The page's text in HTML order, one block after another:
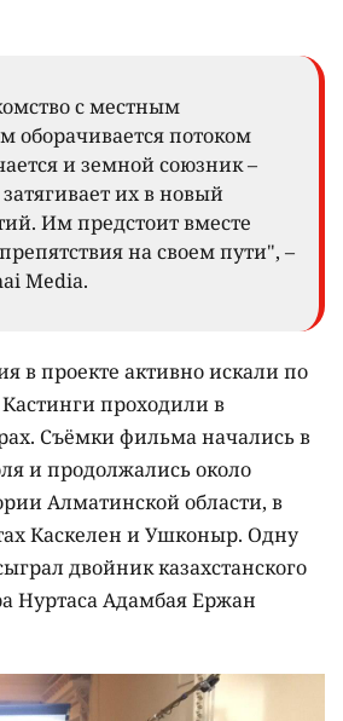
с местным
оборачивается потоком
и земной союзник –
их в новый
Им предстоит вместе
на своем пути", –
Media.
в проекте активно искали по
проходили в
Съёмки фильма начались в
и продолжались около
Алматинской области, в
Каскелен и Ушконыр. Одну
двойник казахстанского
Нуртаса Адамбая Ержан